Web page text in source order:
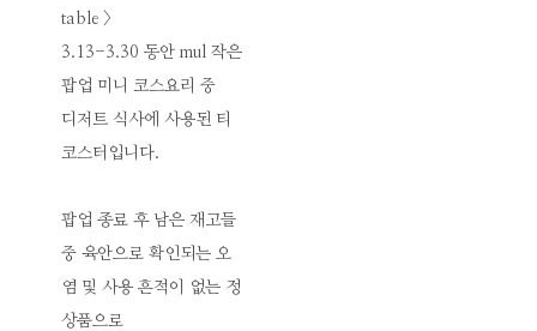
table >
3.13-3.30 동안 mul 작은
팝업 미니 코스요리 중
디저트 식사에 사용된 티
코스터입니다.
팝업 종료 후 남은 재고들
중 육안으로 확인되는 오
염 및 사용 흔적이 없는 정
상품으로